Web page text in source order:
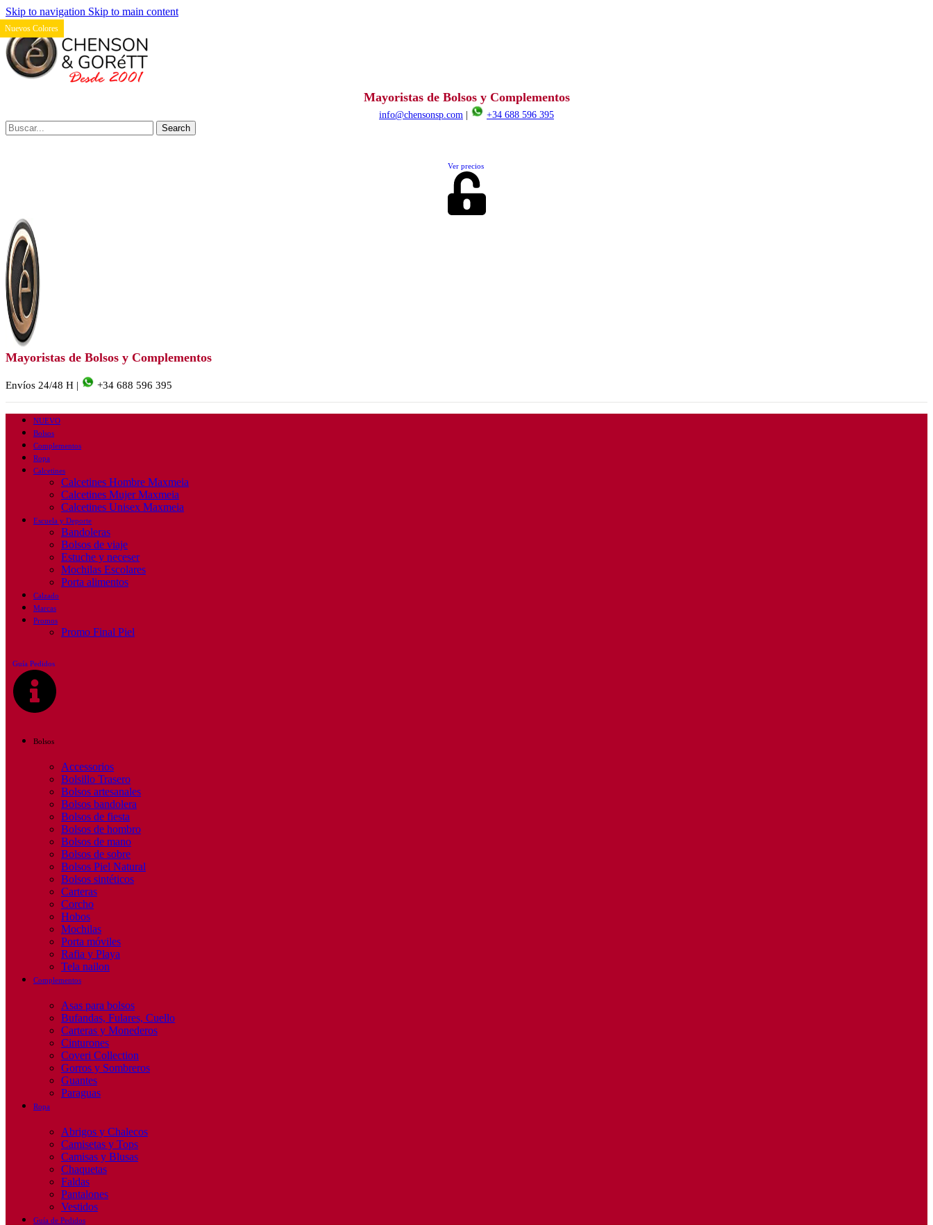
Skip to navigation Skip to main content
Mayoristas de Bolsos y Complementos
info@chensonsp.com
+34 688 596 395
Search
Ver precios
Mayoristas de Bolsos y Complementos
Envíos 24/48 H | +34 688 596 395
NUEVO
Bolsos
Complementos
Ropa
Calcetines
Calcetines Hombre Maxmeia
Calcetines Mujer Maxmeia
Calcetines Unisex Maxmeia
Escuela y Deporte
Bandoleras
Bolsos de viaje
Estuche y neceser
Mochilas Escolares
Porta alimentos
Calzado
Marcas
Promos
Promo Final Piel
Guía Pedidos
Bolsos
Accessorios
Bolsillo Trasero
Bolsos artesanales
Bolsos bandolera
Bolsos de fiesta
Bolsos de hombro
Bolsos de mano
Bolsos de sobre
Bolsos Piel Natural
Bolsos sintéticos
Carteras
Corcho
Hobos
Mochilas
Porta móviles
Rafia y Playa
Tela nailon
Complementos
Asas para bolsos
Bufandas, Fulares, Cuello
Carteras y Monederos
Cinturones
Coveri Collection
Gorros y Sombreros
Guantes
Paraguas
Ropa
Abrigos y Chalecos
Camisetas y Tops
Camisas y Blusas
Chaquetas
Faldas
Pantalones
Vestidos
Guía de Pedidos
Nuevos Colores